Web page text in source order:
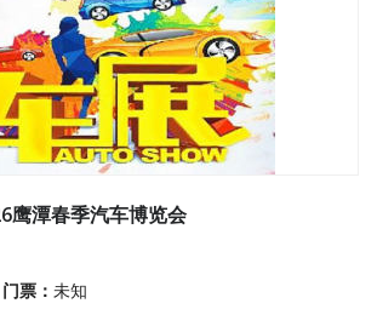
鹰潭春季汽车博览会
门票： 未知